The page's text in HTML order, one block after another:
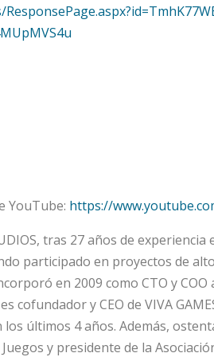
YouTube: https://
tras 27 años de
participado en proyectos de
en 2009 como CTO y
cofundador y CEO de VIVA
últimos 4 años. Además,
y presidente de la